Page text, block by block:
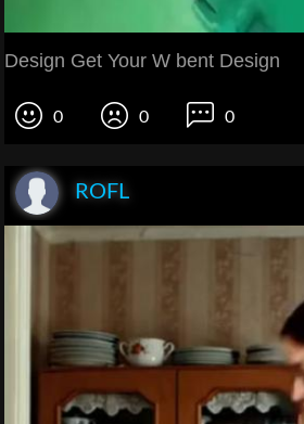
Design Get Your W bent Design
0 0 0
ROFL